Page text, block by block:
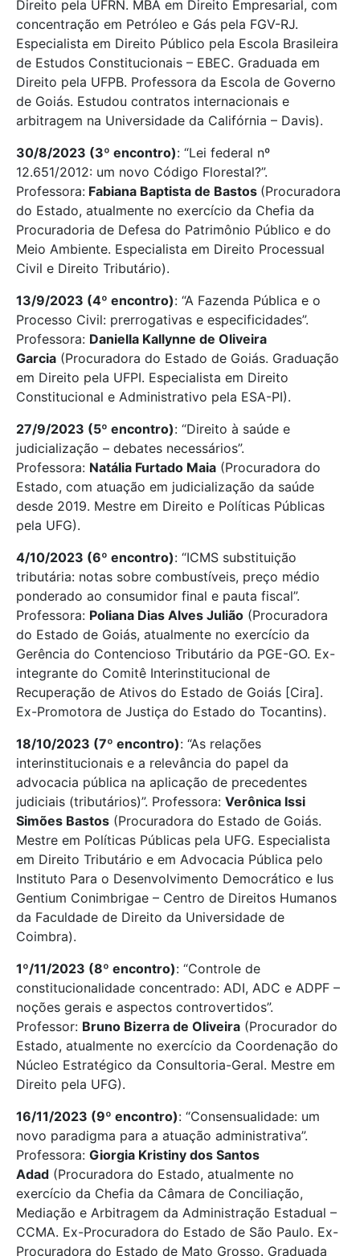
Direito pela UFRN. MBA em Direito Empresarial, com
concentração em Petróleo e Gás pela FGV-RJ.
Especialista em Direito Público pela Escola Brasileira
de Estudos Constitucionais – EBEC. Graduada em
Direito pela UFPB. Professora da Escola de Governo
de Goiás. Estudou contratos internacionais e
arbitragem na Universidade da Califórnia – Davis).
30/8/2023 (3º encontro): “Lei federal nº
12.651/2012: um novo Código Florestal?”.
Professora: Fabiana Baptista de Bastos (Procuradora
do Estado, atualmente no exercício da Chefia da
Procuradoria de Defesa do Patrimônio Público e do
Meio Ambiente. Especialista em Direito Processual
Civil e Direito Tributário).
13/9/2023 (4º encontro): “A Fazenda Pública e o
Processo Civil: prerrogativas e especificidades”.
Professora: Daniella Kallynne de Oliveira
Garcia (Procuradora do Estado de Goiás. Graduação
em Direito pela UFPI. Especialista em Direito
Constitucional e Administrativo pela ESA-PI).
27/9/2023 (5º encontro): “Direito à saúde e
judicialização – debates necessários”.
Professora: Natália Furtado Maia (Procuradora do
Estado, com atuação em judicialização da saúde
desde 2019. Mestre em Direito e Políticas Públicas
pela UFG).
4/10/2023 (6º encontro): “ICMS substituição
tributária: notas sobre combustíveis, preço médio
ponderado ao consumidor final e pauta fiscal”.
Professora: Poliana Dias Alves Julião (Procuradora
do Estado de Goiás, atualmente no exercício da
Gerência do Contencioso Tributário da PGE-GO. Ex-
integrante do Comitê Interinstitucional de
Recuperação de Ativos do Estado de Goiás [Cira].
Ex-Promotora de Justiça do Estado do Tocantins).
18/10/2023 (7º encontro): “As relações
interinstitucionais e a relevância do papel da
advocacia pública na aplicação de precedentes
judiciais (tributários)”. Professora: Verônica Issi
Simões Bastos (Procuradora do Estado de Goiás.
Mestre em Políticas Públicas pela UFG. Especialista
em Direito Tributário e em Advocacia Pública pelo
Instituto Para o Desenvolvimento Democrático e Ius
Gentium Conimbrigae – Centro de Direitos Humanos
da Faculdade de Direito da Universidade de
Coimbra).
1º/11/2023 (8º encontro): “Controle de
constitucionalidade concentrado: ADI, ADC e ADPF –
noções gerais e aspectos controvertidos”.
Professor: Bruno Bizerra de Oliveira (Procurador do
Estado, atualmente no exercício da Coordenação do
Núcleo Estratégico da Consultoria-Geral. Mestre em
Direito pela UFG).
16/11/2023 (9º encontro): “Consensualidade: um
novo paradigma para a atuação administrativa”.
Professora: Giorgia Kristiny dos Santos
Adad (Procuradora do Estado, atualmente no
exercício da Chefia da Câmara de Conciliação,
Mediação e Arbitragem da Administração Estadual –
CCMA. Ex-Procuradora do Estado de São Paulo. Ex-
Procuradora do Estado de Mato Grosso. Graduada